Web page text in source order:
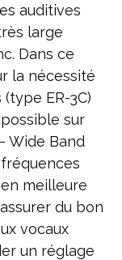
auditives
large
Dans ce
la nécessité
ER-3C)
sur
Wide Band
meilleure
du bon
vocaux
un réglage